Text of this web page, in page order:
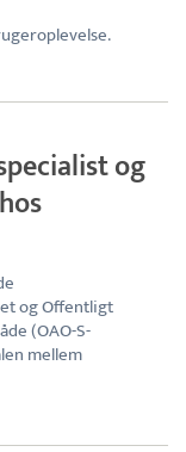
og
og Offentligt
(OAO-S-
mellem